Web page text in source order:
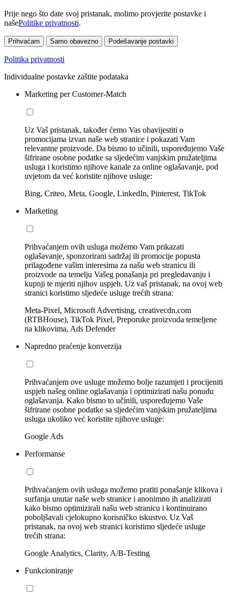
Prije nego što date svoj pristanak, molimo provjerite postavke i
našePolitike privatnosti.
Prihvaćam Samo obavezno Podešavanje postavki
Politika privatnosti
Individualne postavke zaštite podataka
Marketing per Customer-Match
Uz Vaš pristanak, također ćemo Vas obavijestiti o
promocijama izvan naše web stranice i pokazati Vam
relevantne proizvode. Da bismo to učinili, uspoređujemo Vaše
šifrirane osobne podatke sa sljedećim vanjskim pružateljima
usluga i koristimo njihove kanale za online oglašavanje, pod
uvjetom da već koristite njihove usluge:
Bing, Criteo, Meta, Google, LinkedIn, Pinterest, TikTok
Marketing
Prihvaćanjem ovih usluga možemo Vam prikazati
oglašavanje, sponzorirani sadržaj ili promocije popusta
prilagođene vašim interesima za našu web stranicu ili
proizvode na temelju Vašeg ponašanja pri pregledavanju i
kupnji te mjeriti njihov uspjeh. Uz vaš pristanak, na ovoj web
stranici koristimo sljedeće usluge trećih strana:
Meta-Pixel, Microsoft Advertising, creativecdn.com
(RTBHouse), TikTok Pixel, Preporuke proizvoda temeljene
na klikovima, Ads Defender
Napredno praćenje konverzija
Prihvaćanjem ove usluge možemo bolje razumjeti i procijeniti
uspjeh našeg online oglašavanja i optimizirati našu ponudu
oglašavanja. Kako bismo to učinili, uspoređujemo Vaše
šifrirane osobne podatke sa sljedećim vanjskim pružateljima
usluga ukoliko već koristite njihove usluge:
Google Ads
Performanse
Prihvaćanjem ovih usluga možemo pratiti ponašanje klikova i
surfanja unutar naše web stranice i anonimno ih analizirati
kako bismo optimizirali našu web stranicu i kontinuirano
poboljšavali cjelokupno korisničko iskustvo. Uz Vaš
pristanak, na ovoj web stranici koristimo sljedeće usluge
trećih strana:
Google Analytics, Clarity, A/B-Testing
Funkcioniranje